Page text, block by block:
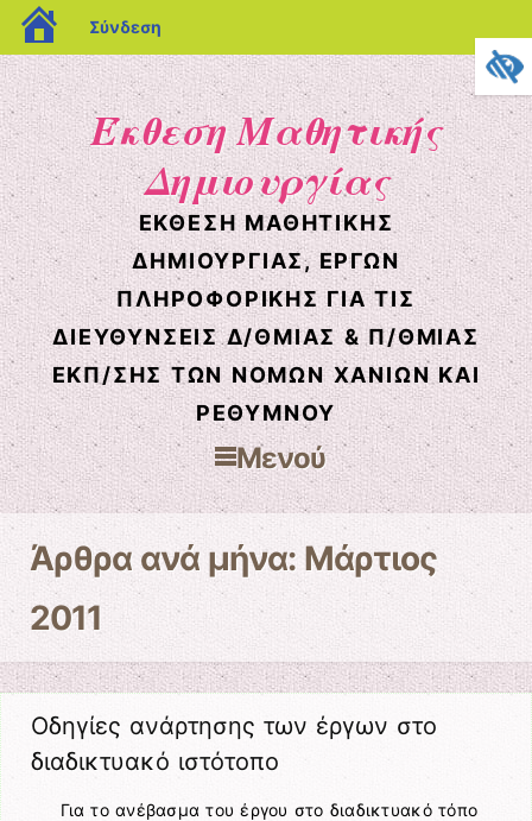
blogs.sch.gr
Σύνδεση
Έκθεση Μαθητικής
Δημιουργίας
ΈΚΘΕΣΗ ΜΑΘΗΤΙΚΉΣ
ΔΗΜΙΟΥΡΓΊΑΣ, ΈΡΓΩΝ
ΠΛΗΡΟΦΟΡΙΚΉΣ ΓΙΑ ΤΙΣ
ΔΙΕΥΘΎΝΣΕΙΣ Δ/ΘΜΙΑΣ & Π/ΘΜΙΑΣ
ΕΚΠ/ΣΗΣ ΤΩΝ ΝΟΜΏΝ ΧΑΝΊΩΝ ΚΑΙ
ΡΕΘΎΜΝΟΥ
Μενού
Μετάβαση στο περιεχόμενο
Άρθρα ανά μήνα: Μάρτιος
2011
Οδηγίες ανάρτησης των έργων στο
διαδικτυακό ιστότοπο
Για το ανέβασμα του έργου στο διαδικτυακό τόπο